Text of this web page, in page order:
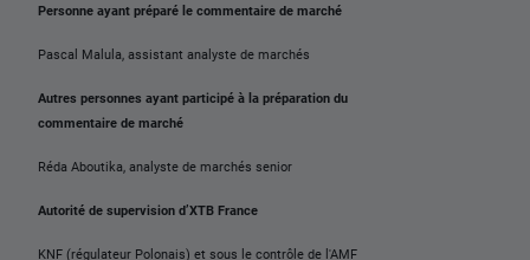
Personne ayant préparé le commentaire de marché
Pascal Malula, assistant analyste de marchés
Autres personnes ayant participé à la préparation du
commentaire de marché
Réda Aboutika, analyste de marchés senior
Autorité de supervision d’XTB France
KNF (régulateur Polonais) et sous le contrôle de l'AMF